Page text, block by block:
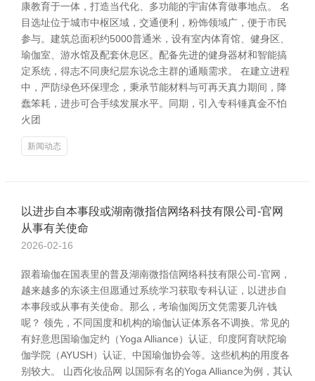
康教育于一体，打造当代化、多功能的宇宙体育做事地点。 名
目选址位于城市中枢区域，交通便利，粉饰领域广，便于市民
参与。建筑总面积约5000普通米，设有室内体育馆、健身区、
瑜伽室、游水馆及配套休息区。配备先进的健身器材和智能搞
定系统，得志不同庚纪层东说念主群的通顺需求。 在建立进程
中，严防绿色环保理念，秉承节能材料与可再天真力期间，降
蠢笨耗，进步可合手续发展水平。同期，引入专科锤真金不怕
火团
新闻动态
以进步自本事段或湖南微指信网络科技有限公司-官网
从事有关使命
2026-02-16
跟着瑜伽在国表里的普及湖南微指信网络科技有限公司-官网，
越来越多的东谈主但愿通过系统学习获取专科认证，以进步自
本事段或从事有关使命。那么，考瑜伽阅历文凭需要几许钱
呢？ 领先，不同国度和机构的瑜伽认证体系各不调换。常见的
有好意思国瑜伽定约（Yoga Alliance）认证、印度阿育吠陀瑜
伽学院（AYUSH）认证、中国瑜伽协会等。这些机构的用度各
别较大。 山西化妆品网 以国际有名的Yoga Alliance为例，其认